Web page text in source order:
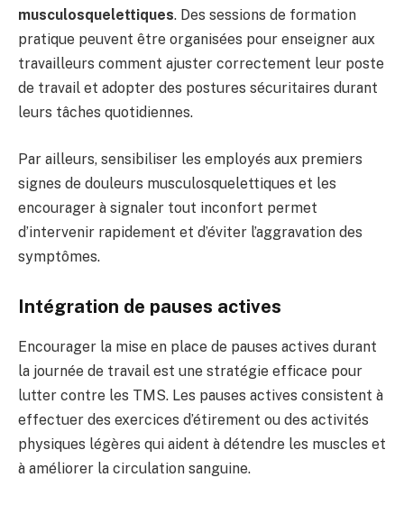
musculosquelettiques. Des sessions de formation
pratique peuvent être organisées pour enseigner aux
travailleurs comment ajuster correctement leur poste
de travail et adopter des postures sécuritaires durant
leurs tâches quotidiennes.
Par ailleurs, sensibiliser les employés aux premiers
signes de douleurs musculosquelettiques et les
encourager à signaler tout inconfort permet
d’intervenir rapidement et d’éviter l’aggravation des
symptômes.
Intégration de pauses actives
Encourager la mise en place de pauses actives durant
la journée de travail est une stratégie efficace pour
lutter contre les TMS. Les pauses actives consistent à
effectuer des exercices d’étirement ou des activités
physiques légères qui aident à détendre les muscles et
à améliorer la circulation sanguine.